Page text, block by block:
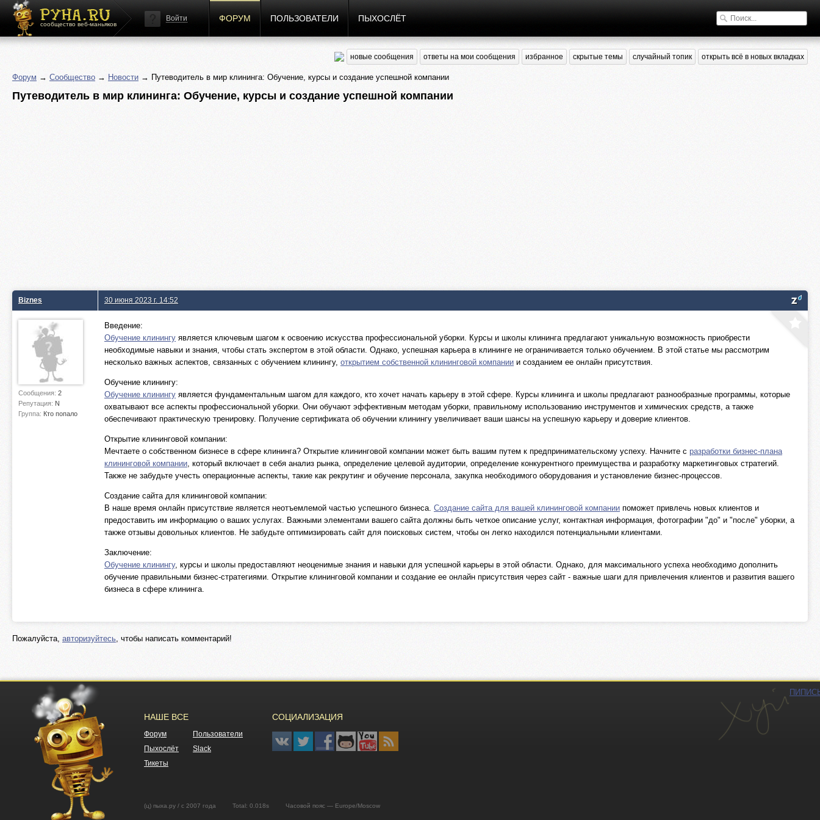
сообщество веб-маньяков
Войти ФОРУМ ПОЛЬЗОВАТЕЛИ ПЫХОСЛЁТ
новые сообщения ответы на мои сообщения избранное скрытые темы случайный топик открыть всё в новых вкладках
Форум → Сообщество → Новости → Путеводитель в мир клининга: Обучение, курсы и создание успешной компании
Путеводитель в мир клининга: Обучение, курсы и создание успешной компании
Biznes
Сообщения: 2
Репутация: N
Группа: Кто попало
30 июня 2023 г. 14:52
Введение:
Обучение клинингу является ключевым шагом к освоению искусства профессиональной уборки. Курсы и школы клининга предлагают уникальную возможность приобрести
необходимые навыки и знания, чтобы стать экспертом в этой области. Однако, успешная карьера в клининге не ограничивается только обучением. В этой статье мы рассмотрим
несколько важных аспектов, связанных с обучением клинингу, открытием собственной клининговой компании и созданием ее онлайн присутствия.
Обучение клинингу:
Обучение клинингу является фундаментальным шагом для каждого, кто хочет начать карьеру в этой сфере. Курсы клининга и школы предлагают разнообразные программы, которые
охватывают все аспекты профессиональной уборки. Они обучают эффективным методам уборки, правильному использованию инструментов и химических средств, а также
обеспечивают практическую тренировку. Получение сертификата об обучении клинингу увеличивает ваши шансы на успешную карьеру и доверие клиентов.
Открытие клининговой компании:
Мечтаете о собственном бизнесе в сфере клининга? Открытие клининговой компании может быть вашим путем к предпринимательскому успеху. Начните с разработки бизнес-плана
клининговой компании, который включает в себя анализ рынка, определение целевой аудитории, определение конкурентного преимущества и разработку маркетинговых стратегий.
Также не забудьте учесть операционные аспекты, такие как рекрутинг и обучение персонала, закупка необходимого оборудования и установление бизнес-процессов.
Создание сайта для клининговой компании:
В наше время онлайн присутствие является неотъемлемой частью успешного бизнеса. Создание сайта для вашей клининговой компании поможет привлечь новых клиентов и
предоставить им информацию о ваших услугах. Важными элементами вашего сайта должны быть четкое описание услуг, контактная информация, фотографии "до" и "после" уборки, а
также отзывы довольных клиентов. Не забудьте оптимизировать сайт для поисковых систем, чтобы он легко находился потенциальными клиентами.
Заключение:
Обучение клинингу, курсы и школы предоставляют неоценимые знания и навыки для успешной карьеры в этой области. Однако, для максимального успеха необходимо дополнить
обучение правильными бизнес-стратегиями. Открытие клининговой компании и создание ее онлайн присутствия через сайт - важные шаги для привлечения клиентов и развития вашего
бизнеса в сфере клининга.
Пожалуйста, авторизуйтесь, чтобы написать комментарий!
НАШЕ ВСЕ
Форум
Пользователи
Пыхослёт
Slack
Тикеты
СОЦИАЛИЗАЦИЯ
(ц) пыха.ру / с 2007 года Total: 0.018s Часовой пояс — Europe/Moscow